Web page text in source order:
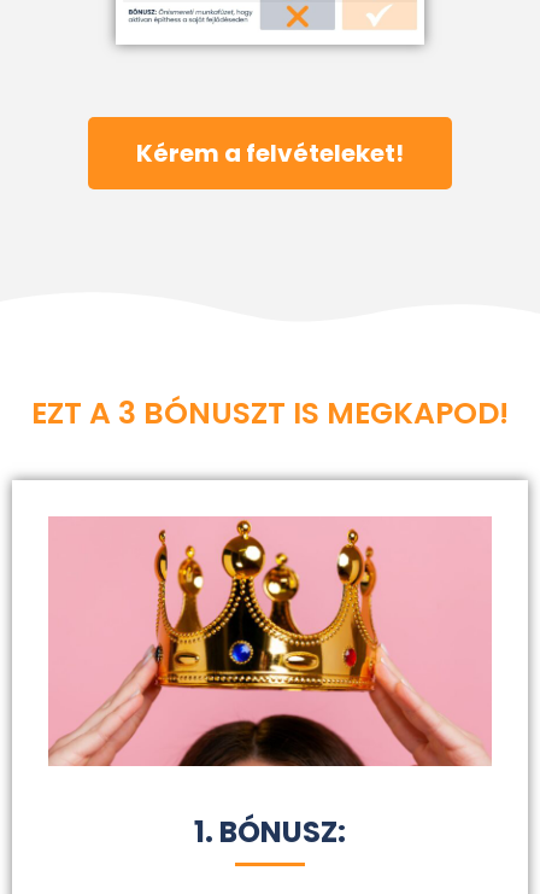
Kérem a felvételeket!
EZT A 3 BÓNUSZT IS MEGKAPOD!
1. BÓNUSZ: